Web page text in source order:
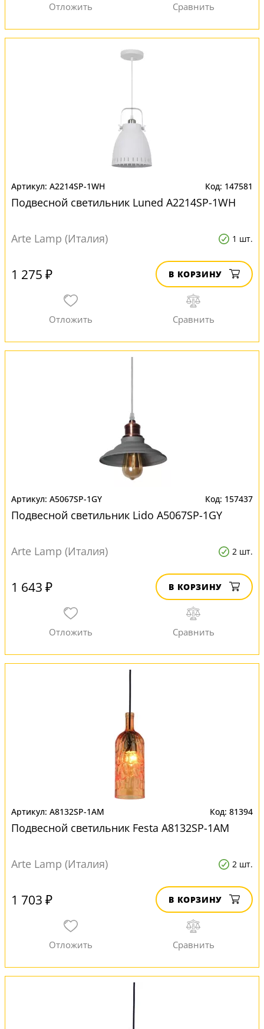
A2214SP-1WH 147581
Подвесной светильник Luned A2214SP-1WH
Arte Lamp (Италия) 1 шт.
1 275 ₽ В КОРЗИНУ
A5067SP-1GY 157437
Подвесной светильник Lido A5067SP-1GY
Arte Lamp (Италия) 2 шт.
1 643 ₽ В КОРЗИНУ
A8132SP-1AM 81394
Подвесной светильник Festa A8132SP-1AM
Arte Lamp (Италия) 2 шт.
1 703 ₽ В КОРЗИНУ